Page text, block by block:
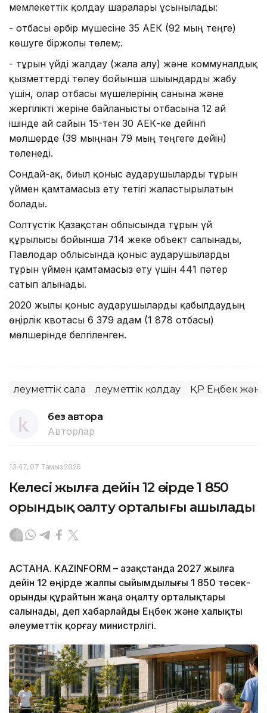
мемлекеттік қолдау шаралары ұсынылады:
- отбасы әрбір мүшесіне 35 АЕК (92 мың теңге)
көшуге біржолғы төлем;.
- тұрғын үйді жалдау (жалға алу) және коммуналдық
қызметтерді төлеу бойынша шығындарды жабу
үшін, олар отбасы мүшелерінің санына және
жергілікті жеріне байланысты отбасына 12 ай
ішінде ай сайын 15-тен 30 АЕК-ке дейінгі
мөлшерде (39 мыңнан 79 мың теңгеге дейін)
төленеді.
Сондай-ақ, биыл қоныс аударушыларды тұрғын
үймен қамтамасыз ету тетігі жалғастырылатын
болады.
Солтүстік Қазақстан облысында тұрғын үй
құрылысы бойынша 714 жеке объект салынады,
Павлодар облысында қоныс аударушыларды
тұрғын үймен қамтамасыз ету үшін 441 пәтер
сатып алынады.
2020 жылы қоныс аударушыларды қабылдаудың
өңірлік квотасы 6 379 адам (1 878 отбасы)
мөлшерінде белгіленген.
Әлеуметтік сала Әлеуметтік қолдау ҚР Еңбек және
без автора
Авторлар
13:47, 07 Тамыз 2026
Келесі жылға дейін 12 өңірде 1 850
орындық оңалту орталығы ашылады
АСТАНА. KAZINFORM – Қазақстанда 2027 жылға
дейін 12 өңірде жалпы сыйымдылығы 1 850 төсек-
орынды құрайтын жаңа оңалту орталықтары
салынады, деп хабарлайды Еңбек және халықты
әлеуметтік қорғау министрлігі.